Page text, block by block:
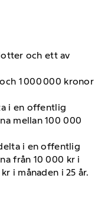
och ett av
1 000 000 kronor
i en offentlig
mellan 100 000
i en offentlig
från 10 000 kr i
i månaden i 25 år.